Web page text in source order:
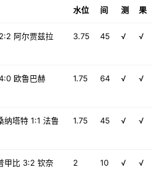
水位
间
测
果
阿尔贾兹拉 3.75 45 √ √
欧鲁巴赫 1.75 64 √ √
纳塔特 1:1 法鲁
1.75 45 √ √
甲比 3:2 钦奈 2 10 √ √